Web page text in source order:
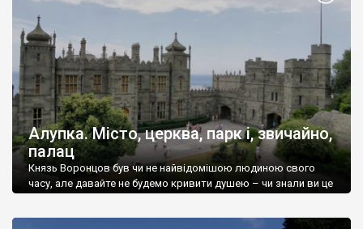
Алупка. Місто, церква, парк і, звичайно,
палац
Князь Воронцов був чи не найвідомішою людиною свого
часу, але давайте не будемо кривити душею – чи знали ви це